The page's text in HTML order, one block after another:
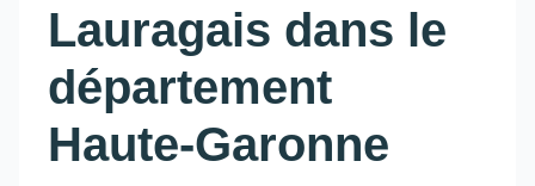
Lauragais dans le
département
Haute-Garonne